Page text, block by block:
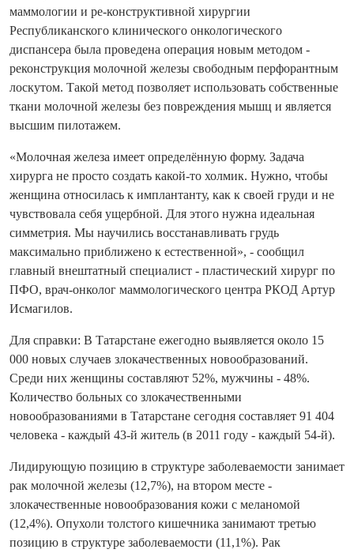
маммологии и ре-конструктивной хирургии
Республиканского клинического онкологического
диспансера была проведена операция новым методом -
реконструкция молочной железы свободным перфорантным
лоскутом. Такой метод позволяет использовать собственные
ткани молочной железы без повреждения мышц и является
высшим пилотажем.
«Молочная железа имеет определённую форму. Задача
хирурга не просто создать какой-то холмик. Нужно, чтобы
женщина относилась к имплантанту, как к своей груди и не
чувствовала себя ущербной. Для этого нужна идеальная
симметрия. Мы научились восстанавливать грудь
максимально приближено к естественной», - сообщил
главный внештатный специалист - пластический хирург по
ПФО, врач-онколог маммологического центра РКОД Артур
Исмагилов.
Для справки: В Татарстане ежегодно выявляется около 15
000 новых случаев злокачественных новообразований.
Среди них женщины составляют 52%, мужчины - 48%.
Количество больных со злокачественными
новообразованиями в Татарстане сегодня составляет 91 404
человека - каждый 43-й житель (в 2011 году - каждый 54-й).
Лидирующую позицию в структуре заболеваемости занимает
рак молочной железы (12,7%), на втором месте -
злокачественные новообразования кожи с меланомой
(12,4%). Опухоли толстого кишечника занимают третью
позицию в структуре заболеваемости (11,1%). Рак